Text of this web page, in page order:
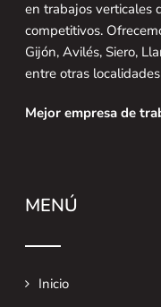
en trabajos verticales
competitivos.
Gijón, Avilés, Siero,
entre otras
Mejor empresa de
MENÚ
Inicio